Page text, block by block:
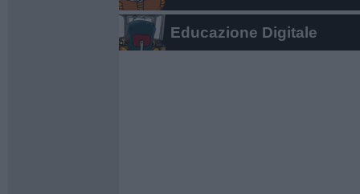
Educazione Digitale